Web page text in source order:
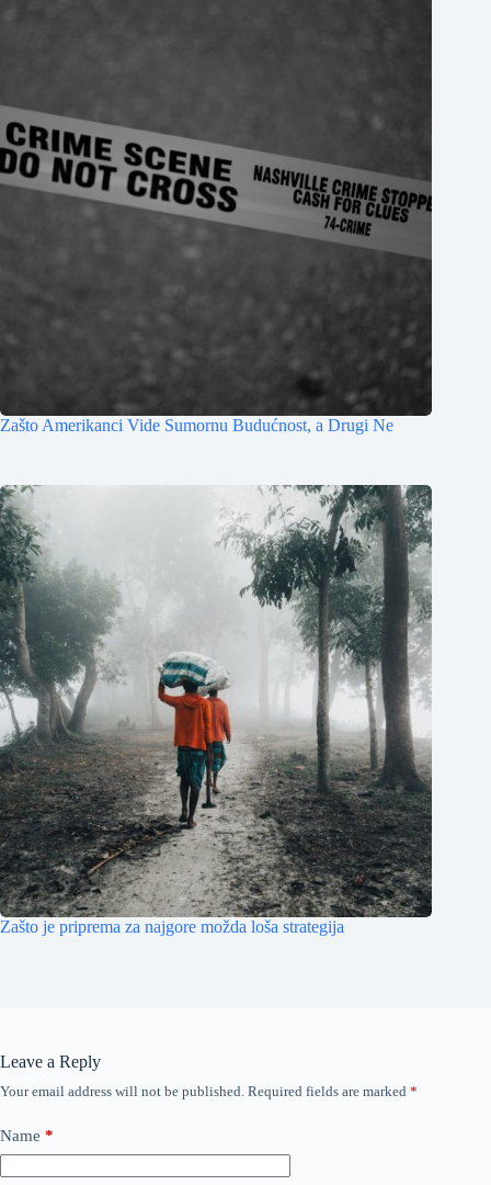
Zašto Amerikanci Vide Sumornu Budućnost, a Drugi Ne
Zašto je priprema za najgore možda loša strategija
Leave a Reply
Your email address will not be published. Required fields are marked *
Name *